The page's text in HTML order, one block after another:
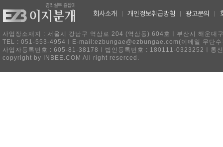
회사소개 개인정보취급방침 광고문의
사업장소재지 : 서울시 강남구 역삼로 204 (역삼동) 604호ㅣ부산시 해운
TEL : 051-553-4954ㅣE-mail:ezbungae@ezbungae.com(이메일 무단수
사업자등록번호 : 605-81-38178ㅣ법인등록번호 : 180111-0323252ㅣ통
copyright by INBEE.COM All right reserced.